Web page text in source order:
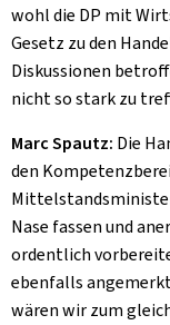
wohl die DP mit
Gesetz zu den
Diskussionen
nicht so stark zu
Marc Spautz: Die
den
Nase fassen und
ordentlich
ebenfalls
wären wir zum